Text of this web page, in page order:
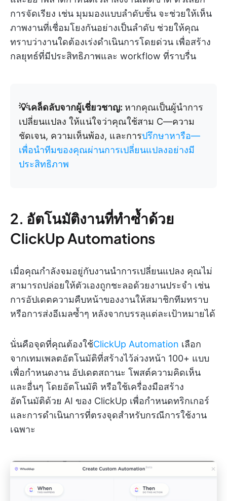
การจัดเรียง เช่น มุมมองแบบลำดับชั้น จะช่วยให้เห็น
ภาพงานที่เชื่อมโยงกันอย่างเป็นลำดับ ช่วยให้คุณ
ทราบว่างานใดต้องเร่งดำเนินการโดยด่วน เพื่อสร้าง
กลยุทธ์ที่มีประสิทธิภาพและ workflow ที่ราบรื่น
💡เคล็ดลับจากผู้เชี่ยวชาญ: หากคุณเป็นผู้นำการ
เปลี่ยนแปลง ให้แน่ใจว่าคุณใช้สาม C—ความ
ชัดเจน, ความเห็นพ้อง, และการปรึกษาหารือ—
เพื่อนำทีมของคุณผ่านการเปลี่ยนแปลงอย่างมี
ประสิทธิภาพ
2. อัตโนมัติงานที่ทำซ้ำด้วย
ClickUp Automations
เมื่อคุณกำลังจมอยู่กับงานนำการเปลี่ยนแปลง คุณไม่
สามารถปล่อยให้ตัวเองถูกชะลอด้วยงานประจำ เช่น
การอัปเดตความคืบหน้าของงานให้สมาชิกทีมทราบ
หรือการส่งอีเมลซ้ำๆ หลังจากบรรลุแต่ละเป้าหมายได้
นั่นคือจุดที่คุณต้องใช้ClickUp Automation เลือก
จากเทมเพลตอัตโนมัติที่สร้างไว้ล่วงหน้า 100+ แบบ
เพื่อกำหนดงาน อัปเดตสถานะ โพสต์ความคิดเห็น
และอื่นๆ โดยอัตโนมัติ หรือใช้เครื่องมือสร้าง
อัตโนมัติด้วย AI ของ ClickUp เพื่อกำหนดทริกเกอร์
และการดำเนินการที่ตรงจุดสำหรับกรณีการใช้งาน
เฉพาะ